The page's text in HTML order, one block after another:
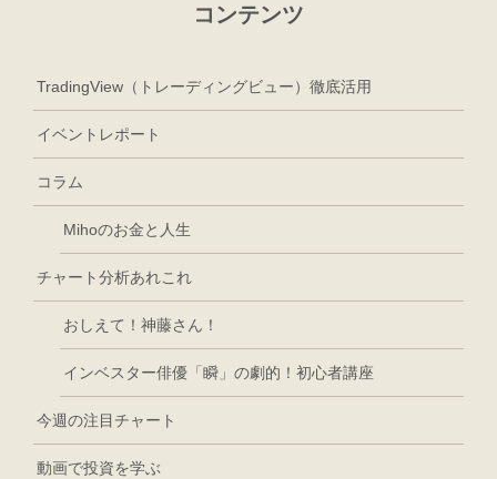
コンテンツ
TradingView（トレーディングビュー）徹底活用
イベントレポート
コラム
Mihoのお金と人生
チャート分析あれこれ
おしえて！神藤さん！
インベスター俳優「瞬」の劇的！初心者講座
今週の注目チャート
動画で投資を学ぶ